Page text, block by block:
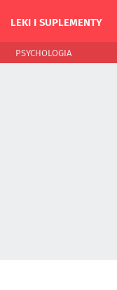
LEKI I SUPLEMENTY
PSYCHOLOGIA